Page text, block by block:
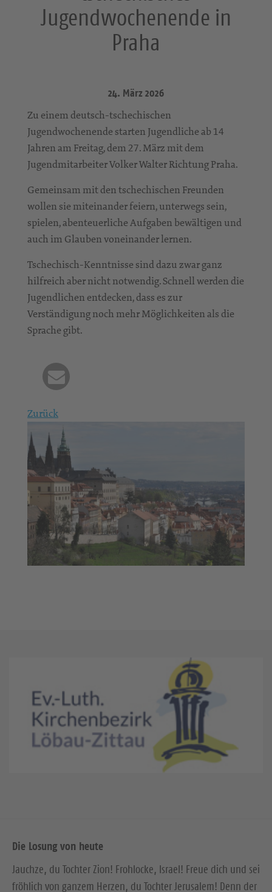
Jugendwochenende in
Praha
24. März 2026
Zu einem deutsch-tschechischen
Jugendwochenende starten Jugendliche ab 14
Jahren am Freitag, dem 27. März mit dem
Jugendmitarbeiter Volker Walter Richtung Praha.
Gemeinsam mit den tschechischen Freunden
wollen sie miteinander feiern, unterwegs sein,
spielen, abenteuerliche Aufgaben bewältigen und
auch im Glauben voneinander lernen.
Tschechisch-Kenntnisse sind dazu zwar ganz
hilfreich aber nicht notwendig. Schnell werden die
Jugendlichen entdecken, dass es zur
Verständigung noch mehr Möglichkeiten als die
Sprache gibt.
Zurück
Die Losung von heute
Jauchze, du Tochter Zion! Frohlocke, Israel! Freue dich und sei
fröhlich von ganzem Herzen, du Tochter Jerusalem! Denn der